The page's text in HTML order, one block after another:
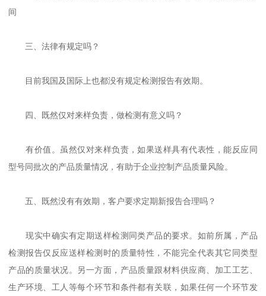
间
三、法律有规定吗？
目前我国及国际上也都没有规定检测报告有效期。
四、既然仅对来样负责，做检测有意义吗？
有价值。虽然仅对来样负责，如果送样具有代表性，能反应同
型号同批次的产品质量情况，有助于企业控制产品质量风险。
五、既然没有有效期，客户要求定期新报告合理吗？
现实中确实有定期送样检测同类产品的要求。如前所属，产品
检测报告仅反应送样检测时的质量特性，不能完全代表其它同类型
产品的质量状况。另一方面，产品质量跟材料供应商、加工工艺、
生产环境、工人等每个环节和条件都有关联，如果任何一个环节发